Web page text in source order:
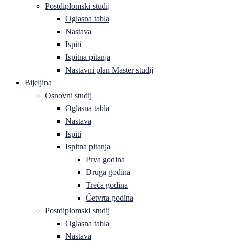
Postdiplomski studij
Oglasna tabla
Nastava
Ispiti
Ispitna pitanja
Nastavni plan Master studij
Bijeljina
Osnovni studij
Oglasna tabla
Nastava
Ispiti
Ispitna pitanja
Prva godina
Druga godina
Treća godina
Četvrta godina
Postdiplomski studij
Oglasna tabla
Nastava